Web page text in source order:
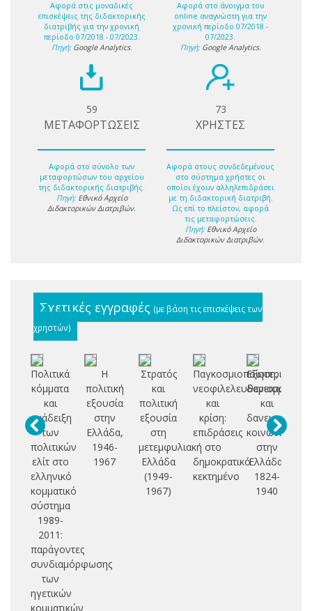
Αφορά στις μοναδικές
επισκέψεις της διδακτορικής
διατριβής για την χρονική
περίοδο 07/2018 - 07/2023.
Πηγή: Google Analytics.
Αφορά στο άνοιγμα του
online αναγνώστη για την
χρονική περίοδο 07/2018 -
07/2023.
Πηγή: Google Analytics.
59
ΜΕΤΑΦΟΡΤΩΣΕΙΣ
Αφορά στο σύνολο των
μεταφορτώσων του αρχείου
της διδακτορικής διατριβής.
Πηγή: Εθνικό Αρχείο
Διδακτορικών Διατριβών.
73
ΧΡΗΣΤΕΣ
Αφορά στους συνδεδεμένους
στο σύστημα χρήστες οι
οποίοι έχουν αλληλεπιδράσει
με τη διδακτορική διατριβή.
Ως επί το πλείστον, αφορά
τις μεταφορτώσεις.
Πηγή: Εθνικό Αρχείο
Διδακτορικών Διατριβών.
Σχετικές εγγραφές (με βάση τις επισκέψεις των
χρηστών)
Πολιτικά
κόμματα
και
ανάδειξη
των
πολιτικών
ελίτ στο
ελληνικό
κομματικό
σύστημα
1989-
2011:
παράγοντες
συνδιαμόρφωσης
των
ηγετικών
κομματικών
Η
πολιτική
εξουσία
στην
Ελλάδα,
1946-
1967
Στρατός
και
πολιτική
εξουσία
στη
μετεμφυλιακή
Ελλάδα
(1949-
1967)
Παγκοσμιοποίηση,
νεοφιλελευθερισμός
και
κρίση:
επιδράσεις
στο
δημοκρατικό
κεκτημένο
Εξωτερικός
δανεισμός
και
δανειακή
στην
Ελλάδα,
1824-
1940